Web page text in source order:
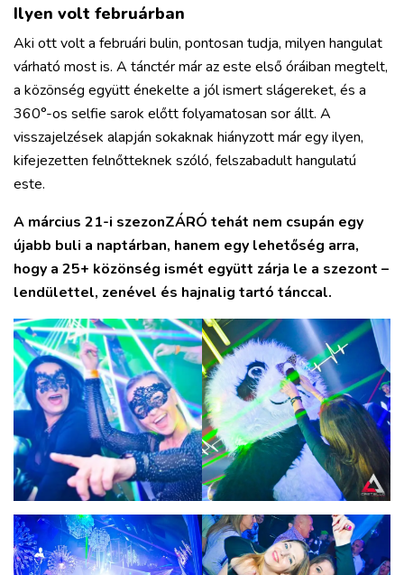
Ilyen volt februárban
Aki ott volt a februári bulin, pontosan tudja, milyen hangulat
várható most is. A tánctér már az este első óráiban megtelt,
a közönség együtt énekelte a jól ismert slágereket, és a
360°-os selfie sarok előtt folyamatosan sor állt. A
visszajelzések alapján sokaknak hiányzott már egy ilyen,
kifejezetten felnőtteknek szóló, felszabadult hangulatú
este.
A március 21-i szezonZÁRÓ tehát nem csupán egy
újabb buli a naptárban, hanem egy lehetőség arra,
hogy a 25+ közönség ismét együtt zárja le a szezont –
lendülettel, zenével és hajnalig tartó tánccal.